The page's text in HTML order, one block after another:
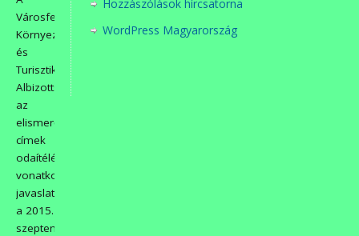
Városfejlesztési,
Környezetvédelmi
és
Turisztikai
Albizottság
az
elismerő
címek
odaítélésére
vonatkozó
javaslatát
a 2015.
szeptember
Hozzászólások hírcsatorna
WordPress Magyarország